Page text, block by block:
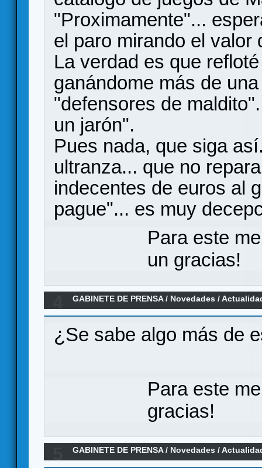
"Proximamente"...
el paro mirando el valor
La verdad es que
ganándome más de
"defensores de
un jarón".
Pues nada, que siga
ultranza... que no
indecentes de euros al
pague"... es muy
Para este
un gracias!
GABINETE DE PRENSA/ Novedades /
¿Se sabe algo más de
Para este
gracias!
GABINETE DE PRENSA/ Novedades /
Edición en español por MasQueOca (En Pre